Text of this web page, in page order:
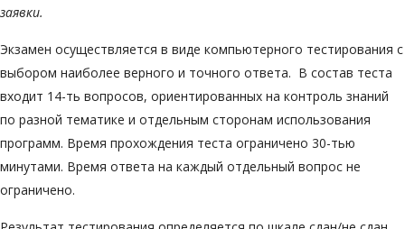
заявки.
Экзамен осуществляется в виде компьютерного тестирования с
выбором наиболее верного и точного ответа. В состав теста
входит 14-ть вопросов, ориентированных на контроль знаний
по разной тематике и отдельным сторонам использования
программ. Время прохождения теста ограничено 30-тью
минутами. Время ответа на каждый отдельный вопрос не
ограничено.